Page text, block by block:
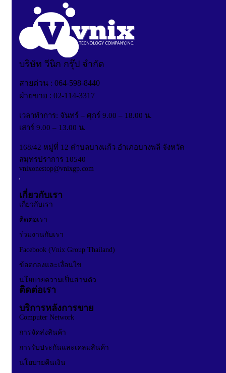
บริษัท วีนิก กรุ๊ป จำกัด
สายด่วน : 064-598-8440
ฝ่ายขาย : 02-114-3317
เวลาทำการ: จันทร์ – ศุกร์ 9.00 – 18.00 น.
เสาร์ 9.00 – 13.00 น.
168/42 หมู่ที่ 12 ตำบลบางแก้ว อำเภอบางพลี จังหวัด
สมุทรปราการ 10540
vnixonestop@vnixgp.com
เกี่ยวกับเรา
เกี่ยวกับเรา
ติดต่อเรา
ร่วมงานกับเรา
Facebook (Vnix Group Thailand)
ข้อตกลงและเงื่อนไข
นโยบายความเป็นส่วนตัว
ติดต่อเรา
บริการหลังการขาย
Computer Network
การจัดส่งสินค้า
การรับประกันและเคลมสินค้า
นโยบายคืนเงิน